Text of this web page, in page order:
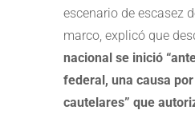
escenario de escasez
marco, explicó que
nacional se inició
federal, una causa
cautelares” que